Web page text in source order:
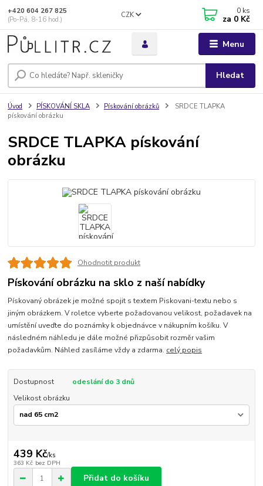
Menu
CZK
Hledat
+420 604 267 825
(Po-Pá, 8-16 hod.)
0 ks
za 0 Kč
Úvod PÍSKOVÁNÍ SKLA Pískování obrázků
SRDCE TLAPKA
pískování obrázku
SRDCE TLAPKA pískování
obrázku
Ohodnotit produkt
Pískování obrázku na sklo z naší nabídky
Pískovaný obrázek je možné spojit s textem Piskovani-textu nebo s
jiným obrázkem. V roletce vyberte požadovanou velikost, požadavek na
umístění uveďte do poznámky k objednávce v nákupním košíku. V
následném náhledu je dále možné přizpůsobit rozměr vašim
požadavkům. Náhled zasíláme vždy a zdarma. celý popis
Dostupnost
odeslání do 3 dnů
Velikost obrázku
439 Kč/ks
363 Kč bez DPH
Přidat do košíku